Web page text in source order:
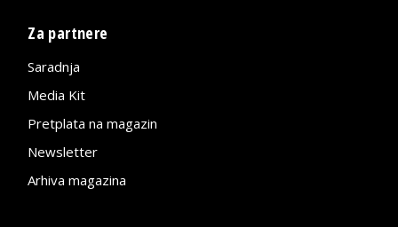
Za partnere
Saradnja
Media Kit
Pretplata na magazin
Newsletter
Arhiva magazina